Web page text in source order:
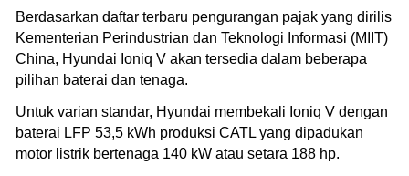
Berdasarkan daftar terbaru pengurangan pajak yang dirilis
Kementerian Perindustrian dan Teknologi Informasi (MIIT)
China, Hyundai Ioniq V akan tersedia dalam beberapa
pilihan baterai dan tenaga.
Untuk varian standar, Hyundai membekali Ioniq V dengan
baterai LFP 53,5 kWh produksi CATL yang dipadukan
motor listrik bertenaga 140 kW atau setara 188 hp.